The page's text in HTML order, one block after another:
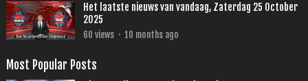
Het laatste nieuws van vandaag, Zaterdag 25 October
2025
60 views · 10 months ago
Most Popular Posts